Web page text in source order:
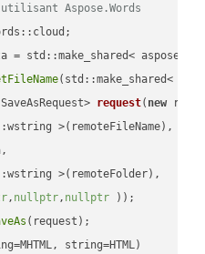
utilisant Aspose.Words
= std::make_shared<
(std::make_shared<
request( new
>(remoteFileName),
>(remoteFolder),
, nullptr, nullptr ))
(request);